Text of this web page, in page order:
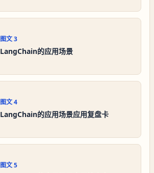
图文3
LangChain的应用场景
图文4
LangChain的应用场景应用复盘卡
图文5